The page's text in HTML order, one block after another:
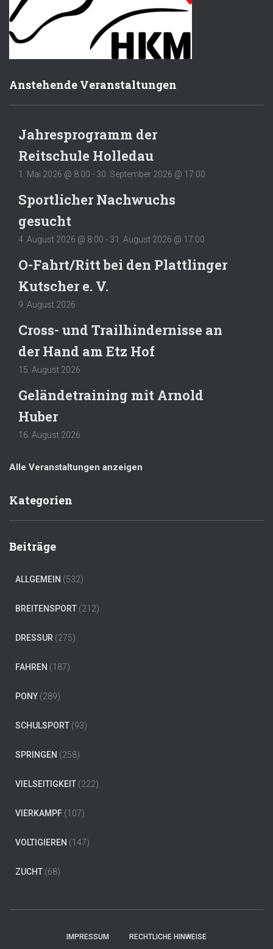
Anstehende Veranstaltungen
Jahresprogramm der
Reitschule Holledau
1. Mai 2026 @ 8:00 - 30. September 2026 @ 17:00
Sportlicher Nachwuchs
gesucht
4. August 2026 @ 8:00 - 31. August 2026 @ 17:00
O-Fahrt/Ritt bei den Plattlinger
Kutscher e. V.
9. August 2026
Cross- und Trailhindernisse an
der Hand am Etz Hof
15. August 2026
Geländetraining mit Arnold
Huber
16. August 2026
Alle Veranstaltungen anzeigen
Kategorien
Beiträge
ALLGEMEIN (532)
BREITENSPORT (212)
DRESSUR (275)
FAHREN (187)
PONY (289)
SCHULSPORT (93)
SPRINGEN (258)
VIELSEITIGKEIT (222)
VIERKAMPF (107)
VOLTIGIEREN (147)
ZUCHT (68)
IMPRESSUM RECHTLICHE HINWEISE